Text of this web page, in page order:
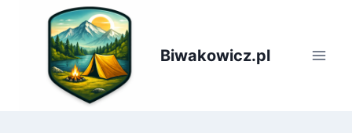
Biwakowicz.pl